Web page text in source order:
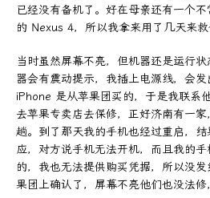
已经没有备机了。好在母亲还有一个
的 Nexus 4，所以我拿来用了几天来救
当时虽然屏幕不亮，但机器还是运行
器会有震动提示，我插上电源线，会
iPhone 是从苹果团买的，于是我联系
去苹果专卖店去保修，正好济南有一家
趟。到了那天我的手机也经过重启，
应，对方说手机无法开机，而且我的
的，我也无法提供购买凭据，所以没
果团上确认了，屏幕不亮他们也没法修